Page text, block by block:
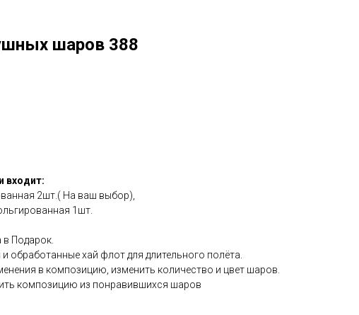
шаров 388
входит:
2шт.( На ваш выбор),
1шт.
в Подарок.
обработанные хай флот для длительного полёта.
в композицию, изменить количество и цвет шаров.
композицию из понравившихся шаров